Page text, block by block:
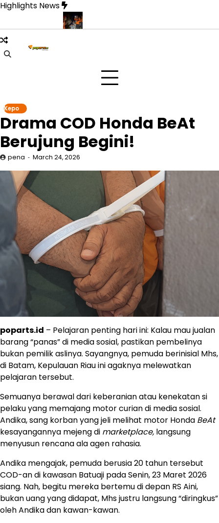
Skip
content
Highlights News
Pulang
Kepo
Drama COD Honda BeAt
Berujung Begini!
pena March 24, 2026
poparts.id – Pelajaran penting hari ini: Kalau mau jualan
barang “panas” di media sosial, pastikan pembelinya
bukan pemilik aslinya. Sayangnya, pemuda berinisial Mhs,
di Batam, Kepulauan Riau ini agaknya melewatkan
pelajaran tersebut.
Semuanya berawal dari keberanian atau kenekatan si
pelaku yang memajang motor curian di media sosial.
Andika, sang korban yang jeli melihat motor Honda BeAt
kesayangannya mejeng di marketplace, langsung
menyusun rencana ala agen rahasia.
Andika mengajak, pemuda berusia 20 tahun tersebut
COD-an di kawasan Batuaji pada Senin, 23 Maret 2026
siang. Nah, begitu mereka bertemu di depan RS Aini,
bukan uang yang didapat, Mhs justru langsung “diringkus”
oleh Andika dan kawan-kawan.